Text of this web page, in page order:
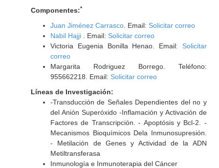
Componentes:*
Juan Jiménez Carrasco. Email: Solicitar correo
Nabil Hajji
. Email: Solicitar correo
Victoria Eugenia Bonilla Henao. Email: Solicitar
correo
Margarita Rodriguez Borrego. Teléfono:
955662218. Email: Solicitar correo
Líneas de Investigación:
-Transducción de Señales Dependientes del no y
del Anión Superóxido -Inflamación y Activación de
Factores de Transcripción. - Apoptósis y Bcl-2. -
Mecanismos Bioquímicos Dela Inmunosupresión.
- Metilación de Genes y Actividad de la ADN
Metiltransferasa
Inmunología e Inmunoterapia del Cáncer